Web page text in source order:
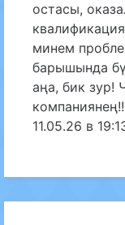
остасы,
минем
барышында
аңа, бик зур!
11.05.26 в